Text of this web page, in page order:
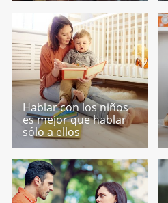
Hablar con los niños
es mejor que hablar
sólo a ellos